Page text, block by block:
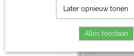
Later opnieuw tonen
Alles toestaan